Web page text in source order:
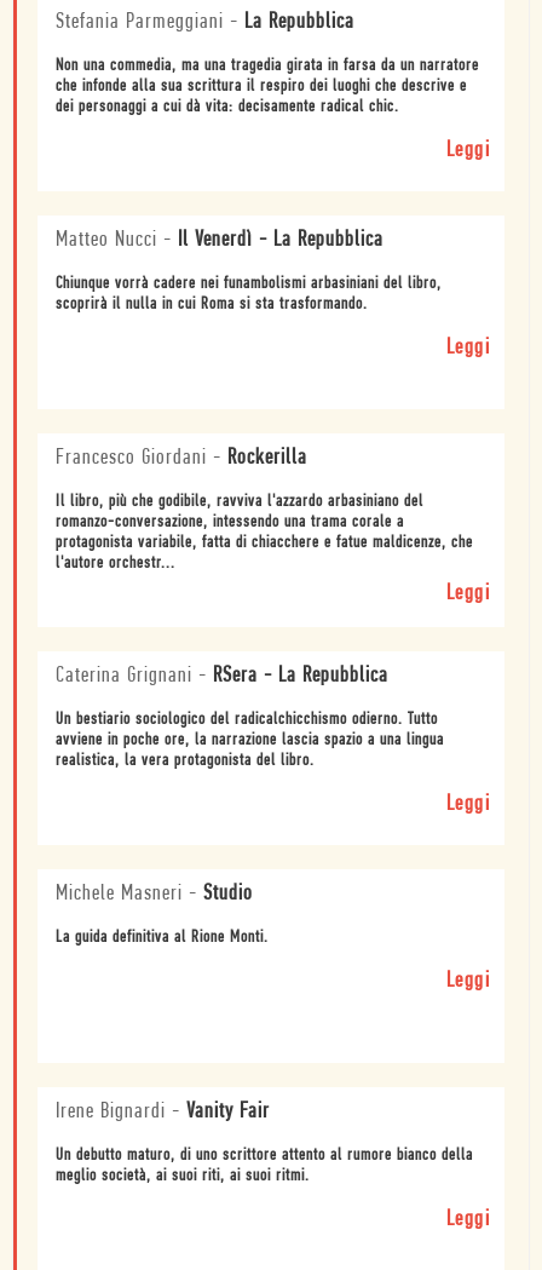
Stefania Parmeggiani - La Repubblica
Non una commedia, ma una tragedia girata in farsa da un narratore
che infonde alla sua scrittura il respiro dei luoghi che descrive e
dei personaggi a cui dà vita: decisamente radical chic.
Leggi
Matteo Nucci - Il Venerdì - La Repubblica
Chiunque vorrà cadere nei funambolismi arbasiniani del libro,
scoprirà il nulla in cui Roma si sta trasformando.
Leggi
Francesco Giordani - Rockerilla
Il libro, più che godibile, ravviva l'azzardo arbasiniano del
romanzo-conversazione, intessendo una trama corale a
protagonista variabile, fatta di chiacchere e fatue maldicenze, che
l'autore orchestr...
Leggi
Caterina Grignani - RSera - La Repubblica
Un bestiario sociologico del radicalchicchismo odierno. Tutto
avviene in poche ore, la narrazione lascia spazio a una lingua
realistica, la vera protagonista del libro.
Leggi
Michele Masneri - Studio
La guida definitiva al Rione Monti.
Leggi
Irene Bignardi - Vanity Fair
Un debutto maturo, di uno scrittore attento al rumore bianco della
meglio società, ai suoi riti, ai suoi ritmi.
Leggi